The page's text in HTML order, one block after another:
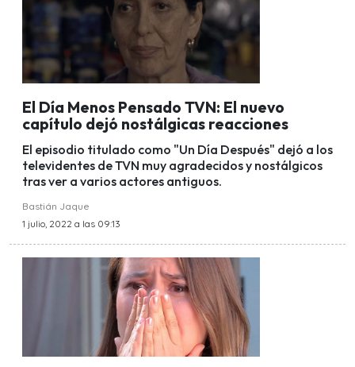
El Día Menos Pensado TVN: El nuevo
capítulo dejó nostálgicas reacciones
El episodio titulado como "Un Día Después" dejó a los
televidentes de TVN muy agradecidos y nostálgicos
tras ver a varios actores antiguos.
Bastián Jaque
1 julio, 2022 a las 09:13